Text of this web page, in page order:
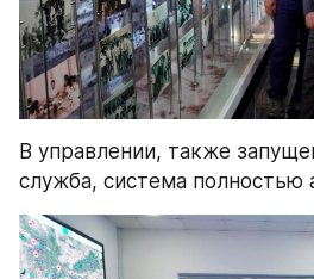
В управлении, также
служба, система полностью